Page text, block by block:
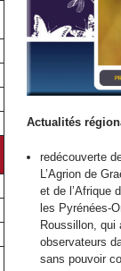
Actualités
redécouverte
L’Agrion de
et de l’Afrique
les Pyrénées-
Roussillon, qui
observateurs
sans pouvoir